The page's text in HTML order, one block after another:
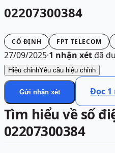
02207300384
CỐ ĐỊNH FPT TELECOM
27/09/2025·1 nhận xétđã
Hiệu chỉnhYêu cầu hiệu chỉnh
Gửi nhận xét Đọc 1
Tìm hiểu về số
02207300384